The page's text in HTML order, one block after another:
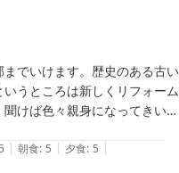
でいけます。歴史のある古い
うところは新しくリフォーム
けば色々親身になってきいて
5 | 朝食: 5 | 夕食: 5 |